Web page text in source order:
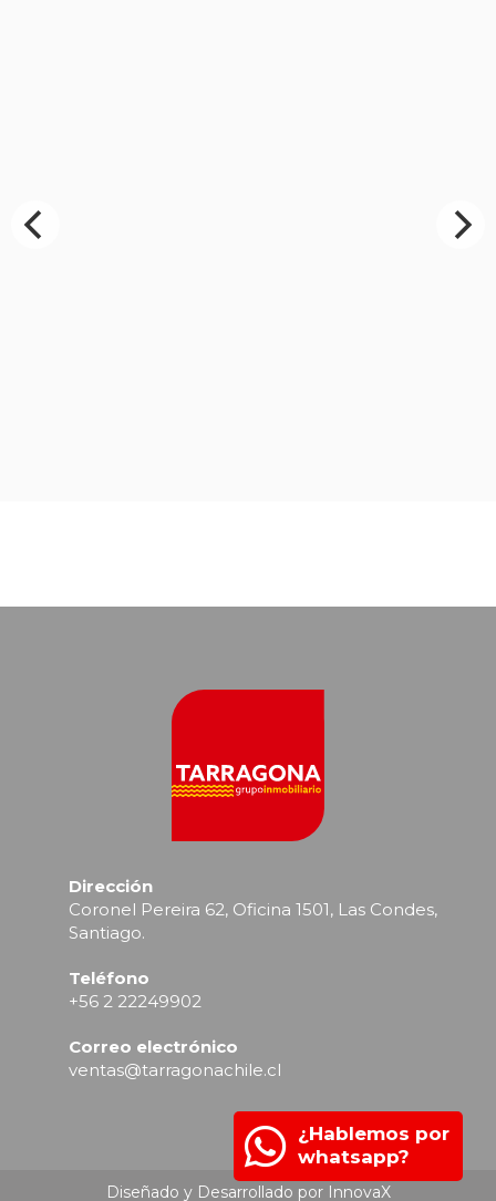
¿Hablemos por
whatsapp?
Dirección
Coronel Pereira 62, Oficina 1501, Las Condes,
Santiago.
Teléfono
+56 2 22249902
Correo electrónico
ventas@tarragonachile.cl
Diseñado y Desarrollado por InnovaX